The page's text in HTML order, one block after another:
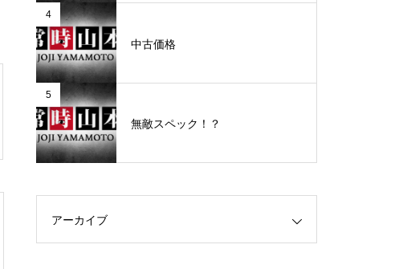
グランドクローズ
4
中古価格
5
無敵スペック！？
アーカイブ